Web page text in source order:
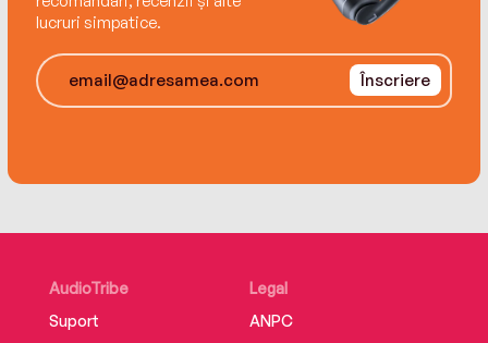
lucruri simpatice.
Înscriere
AudioTribe
Suport
Legal
ANPC